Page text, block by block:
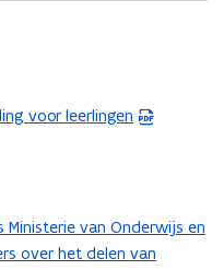
voor leerlingen
van Onderwijs en
over het delen van